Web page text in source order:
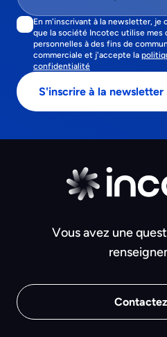
En m'inscrivant à la newsletter, je
que la société Incotec utilise mes
personnelles à des fins de
commerciale et j'accepte la
confidentialité
Vous avez une